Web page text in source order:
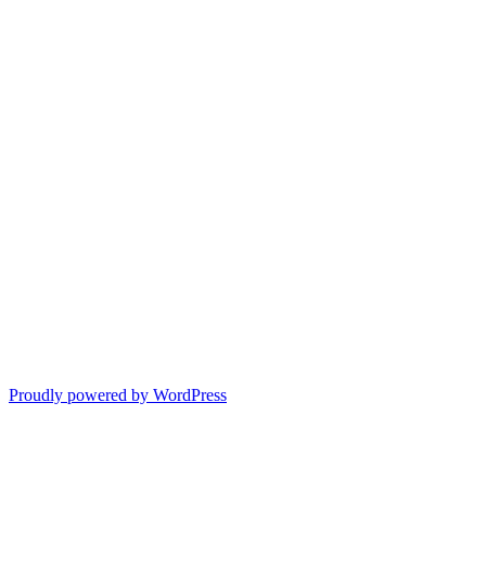
Proudly powered by WordPress